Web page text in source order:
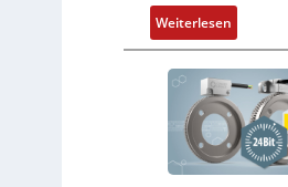
Weiterlesen:
D
r
e
h
g
e